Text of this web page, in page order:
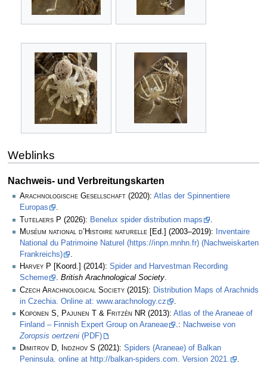
Weblinks
Nachweis- und Verbreitungskarten
Arachnologische Gesellschaft (2020): Atlas der Spinnentiere
Europas
.
Tutelaers P (2026): Benelux spider distribution maps
Muséum national d’Histoire naturelle [Ed.] (2003–2019):
Inventaire
National du Patrimoine Naturel (https://inpn.mnhn.fr) (Nachweiskarten
Frankreichs)
.
Harvey P [Koord.] (2014): Spider and Harvestman Recording
Scheme
. British Arachnological Society.
Czech Arachnological Society (2015): Distribution Maps of Arachnids
in Czechia. Online at: www.arachnology.cz
Koponen S, Pajunen T & Fritzén NR (2013): Atlas of the Araneae of
Finland – Finnish Expert Group on Araneae
.: Nachweise von
Zoropsis oertzeni (PDF)
Dimitrov D, Indzhov S (2021): Spiders (Araneae) of Balkan
Peninsula. online at http://balkan-spiders.com. Version 2021.
.